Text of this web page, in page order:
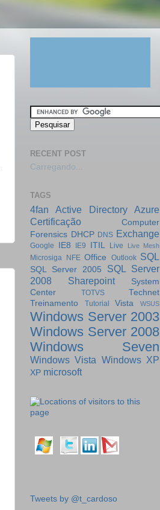
RECENT POST
Carregando...
TAGS
4fan Active Directory
Azure
Certificação
Computer
Forensics DHCP DNS Exchange
Google IE8 IE9 ITIL Live Live Mesh
Microsiga NFE Office Outlook SQL
SQL Server 2005
SQL Server
2008
Sharepoint
System
Center
TOTVS
Technet
Treinamento
Tutorial Vista WSUS
Windows Server 2003
Windows Server 2008
Windows Seven
Windows Vista Windows XP
XP microsoft
Tweets by @t_cardoso